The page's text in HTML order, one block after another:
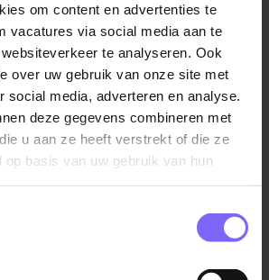
om content en advertenties te
vacatures via social media aan te
te analyseren. Ook
over uw gebruik van onze site met
social media, adverteren en analyse.
deze gegevens combineren met
u aan ze heeft verstrekt of die ze
op basis van uw gebruik van hun
Skillsprofiel in
Skillsprofiel